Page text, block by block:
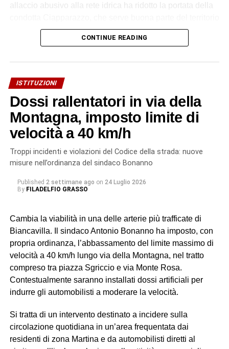
allaccio abusivo alla rete idrica ha ridotto la portata della
di Biancavilla».
stimata in oltre 30 litri al secondo. «Un primo intervento
con collare di riparazione non è stato sufficiente – si legge
in una nota dell’azienda – a contenere la perdita. I nostri
tecnici hanno quindi valutato che l’unica soluzione
realmente risolutiva è la sostituzione integrale del tratto
danneggiato: un intervento più impegnativo, ma
necessario per garantire un ripristino sicuro e duraturo
dell’infrastruttura, evitando il rischio di nuovi cedimenti a
breve termine». Il tempo previsto per la riparazione è
CONTINUE READING
ISTITUZIONI
Dossi rallentatori in via della
Montagna, imposto limite di
velocità a 40 km/h
Troppi incidenti e violazioni del Codice della strada: nuove
misure nell’ordinanza del sindaco Bonanno
Published 2 settimane ago on 24 Luglio 2026
By FILADELFIO GRASSO
Cambia la viabilità in una delle arterie più trafficate di
Biancavilla. Il sindaco Antonio Bonanno ha imposto, con
propria ordinanza, l’abbassamento del limite massimo di
velocità a 40 km/h lungo via della Montagna, nel tratto
compreso tra piazza Sgriccio e via Monte Rosa.
Contestualmente saranno installati dossi artificiali per
indurre gli automobilisti a moderare la velocità.
Si tratta di un intervento destinato a incidere sulla
circolazione quotidiana in un’area frequentata dai
residenti di zona Martina e da automobilisti diretti al